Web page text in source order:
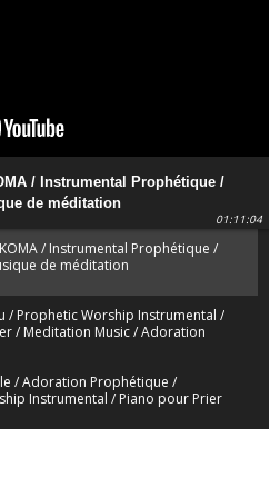
/ Instrumental Prophétique /
de méditation
01:11:04
/ Instrumental Prophétique /
de méditation
/ Prophetic Worship Instrumental /
/ Meditation Music / Adoration
/ Adoration Prophétique /
Instrumental / Piano pour Prier